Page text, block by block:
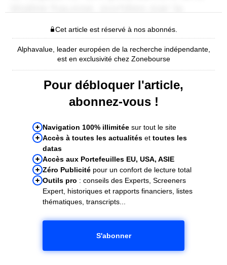
Cet article est réservé à nos abonnés.
Alphavalue, leader européen de la recherche indépendante,
est en exclusivité chez Zonebourse
Pour débloquer l'article,
abonnez-vous !
Navigation 100% illimitée sur tout le site
Accès à toutes les actualités et toutes les
datas
Accès aux Portefeuilles EU, USA, ASIE
Zéro Publicité pour un confort de lecture total
Outils pro : conseils des Experts, Screeners
Expert, historiques et rapports financiers, listes
thématiques, transcripts...
S'abonner